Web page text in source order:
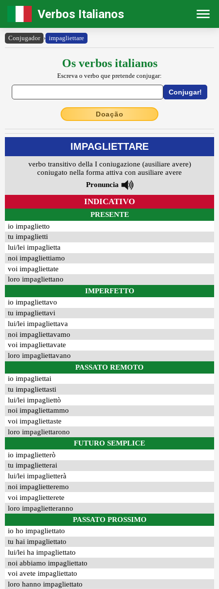
Verbos Italianos
Conjugador › impagliettare
Os verbos italianos
Escreva o verbo que pretende conjugar:
Doação
IMPAGLIETTARE
verbo transitivo della I coniugazione (ausiliare avere)
coniugato nella forma attiva con ausiliare avere
Pronuncia
INDICATIVO
PRESENTE
io impaglietto
tu impaglietti
lui/lei impaglietta
noi impagliettiamo
voi impagliettate
loro impagliettano
IMPERFETTO
io impagliettavo
tu impagliettavi
lui/lei impagliettava
noi impagliettavamo
voi impagliettavate
loro impagliettavano
PASSATO REMOTO
io impagliettai
tu impagliettasti
lui/lei impagliettò
noi impagliettammo
voi impagliettaste
loro impagliettarono
FUTURO SEMPLICE
io impaglietterò
tu impaglietterai
lui/lei impaglietterà
noi impaglietteremo
voi impaglietterete
loro impaglietteranno
PASSATO PROSSIMO
io ho impagliettato
tu hai impagliettato
lui/lei ha impagliettato
noi abbiamo impagliettato
voi avete impagliettato
loro hanno impagliettato